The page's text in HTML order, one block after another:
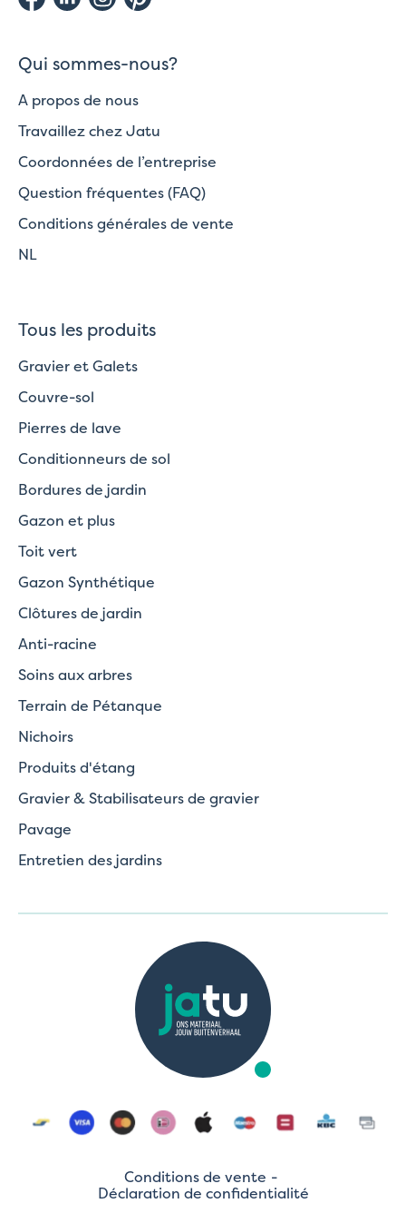
Qui sommes-nous?
A propos de nous
Travaillez chez Jatu
Coordonnées de l’entreprise
Question fréquentes (FAQ)
Conditions générales de vente
NL
Tous les produits
Gravier et Galets
Couvre-sol
Pierres de lave
Conditionneurs de sol
Bordures de jardin
Gazon et plus
Toit vert
Gazon Synthétique
Clôtures de jardin
Anti-racine
Soins aux arbres
Terrain de Pétanque
Nichoirs
Produits d'étang
Gravier & Stabilisateurs de gravier
Pavage
Entretien des jardins
Conditions de vente
Déclaration de confidentialité